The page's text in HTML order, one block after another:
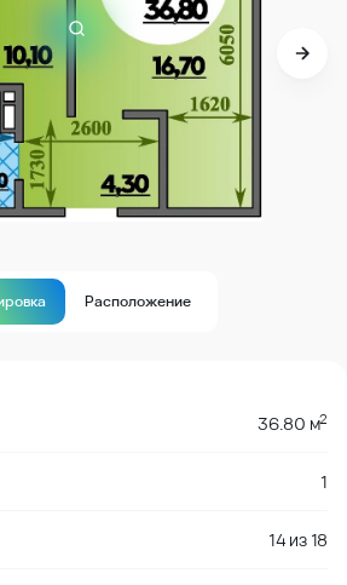
Расположение
36.80 м2
1
14 из18